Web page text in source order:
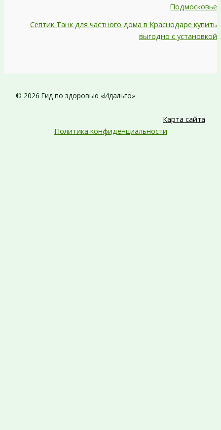
Подмосковье
Септик Танк для частного дома в Краснодаре купить
выгодно с установкой
© 2026 Гид по здоровью «Идальго»
Карта сайта
Политика конфиденциальности